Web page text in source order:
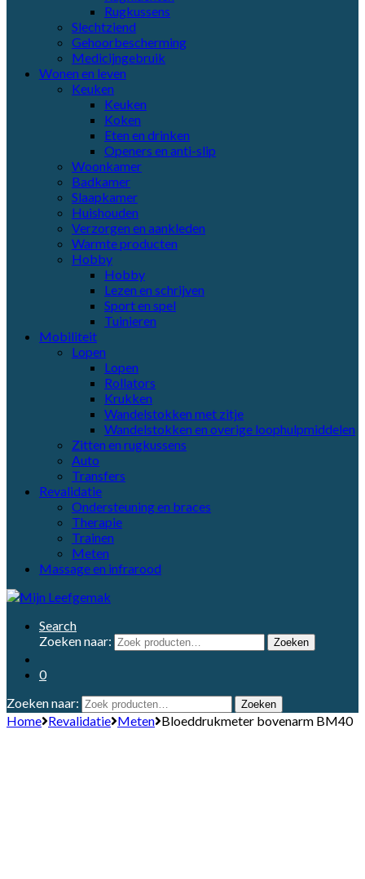
Rugkussens
Slechtziend
Gehoorbescherming
Medicijngebruik
Wonen en leven
Keuken
Keuken
Koken
Eten en drinken
Openers en anti-slip
Woonkamer
Badkamer
Slaapkamer
Huishouden
Verzorgen en aankleden
Warmte producten
Hobby
Hobby
Lezen en schrijven
Sport en spel
Tuinieren
Mobiliteit
Lopen
Lopen
Rollators
Krukken
Wandelstokken met zitje
Wandelstokken en overige loophulpmiddelen
Zitten en rugkussens
Auto
Transfers
Revalidatie
Ondersteuning en braces
Therapie
Trainen
Meten
Massage en infrarood
Search
Zoeken naar:
Zoeken
0
Zoeken naar:
Zoeken
Home Revalidatie Meten Bloeddrukmeter bovenarm BM40